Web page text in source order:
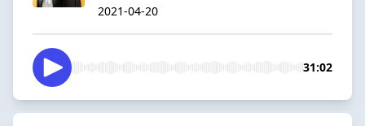
2021-04-20
31:02